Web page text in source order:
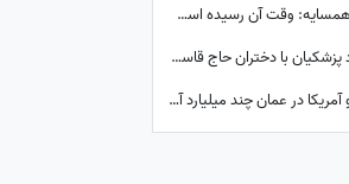
پیام جدی و قاطع وزیر خارجه به کشورهای همسایه: وقت آن رسیده است که ...
سفر به سال 1403؛ همنشینی دختر مسعود پزشکیان با دختران حاج قاسم سلیمانی در مراسم تنفیذ ریاست جمهوری+عکس
بازخوانی یک مطلب؛ یک شب مذاکره ایران و آمریکا در عمان چند میلیارد آب می‌خورد؟